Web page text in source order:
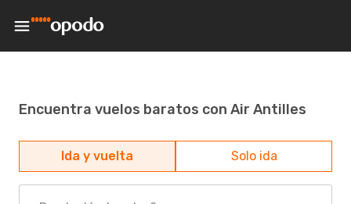
Encuentra vuelos baratos con Air Antilles
Ida y vuelta Solo ida